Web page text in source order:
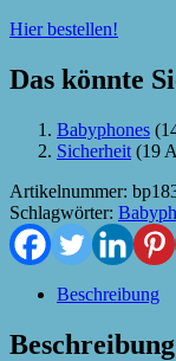
Hier bestellen!
Das könnte
Babyphones
Sicherheit (19
Artikelnummer:
Schlagwörter:
Beschreibung
Beschreibung